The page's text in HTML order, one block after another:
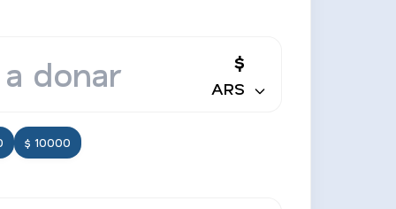
$
ARS
$ 10000